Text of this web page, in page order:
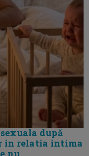
după
in relatia intima
nu